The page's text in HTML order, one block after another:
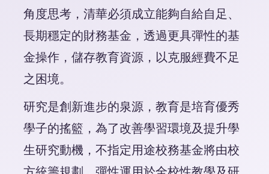
角度思考，清華必須成立能夠自給自足、
長期穩定的財務基金，透過更具彈性的基
金操作，儲存教育資源，以克服經費不足
之困境。
研究是創新進步的泉源，教育是培育優秀
學子的搖籃，為了改善學習環境及提升學
生研究動機，不指定用途校務基金將由校